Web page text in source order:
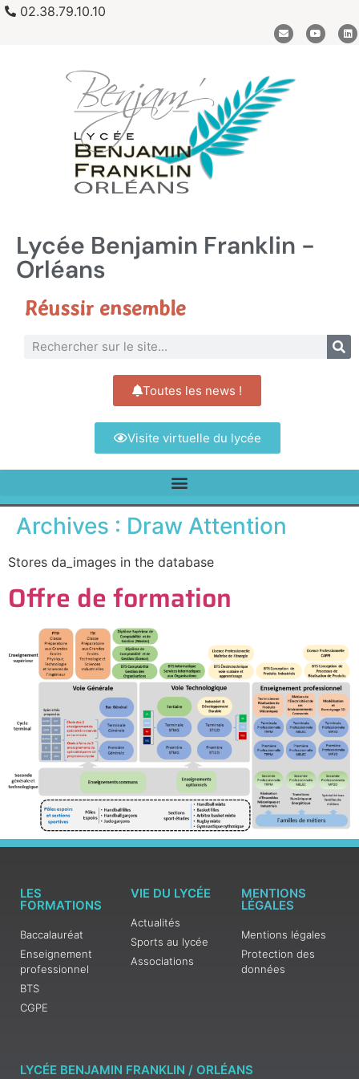
02.38.79.10.10
Lycée Benjamin Franklin -
Orléans
Réussir ensemble
Toutes les news !
Visite virtuelle du lycée
Archives : Draw Attention
Stores da_images in the database
Offre de formation
LES
FORMATIONS
Baccalauréat
Enseignement
professionnel
BTS
CGPE
VIE DU LYCÉE
Actualités
Sports au lycée
Associations
MENTIONS
LÉGALES
Mentions légales
Protection des
données
LYCÉE BENJAMIN FRANKLIN / ORLÉANS